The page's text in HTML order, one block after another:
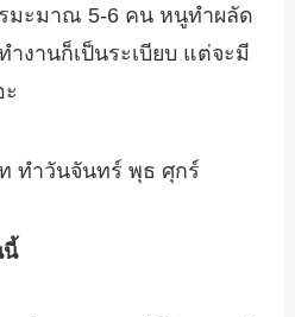
มะมาณ 5-6 คน หนูทำผลัด
ำงานก็เป็นระเบียบ แต่จะมี
ทำวันจันทร์ พุธ ศุกร์
นี้